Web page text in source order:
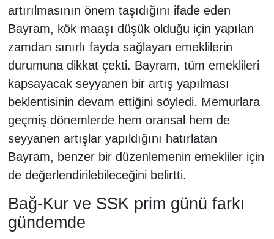
artırılmasının önem taşıdığını ifade eden
Bayram, kök maaşı düşük olduğu için yapılan
zamdan sınırlı fayda sağlayan emeklilerin
durumuna dikkat çekti. Bayram, tüm emeklileri
kapsayacak seyyanen bir artış yapılması
beklentisinin devam ettiğini söyledi. Memurlara
geçmiş dönemlerde hem oransal hem de
seyyanen artışlar yapıldığını hatırlatan
Bayram, benzer bir düzenlemenin emekliler için
de değerlendirilebileceğini belirtti.
Bağ-Kur ve SSK prim günü farkı
gündemde